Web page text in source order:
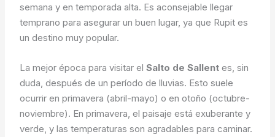
semana y en temporada alta. Es aconsejable llegar
temprano para asegurar un buen lugar, ya que Rupit es
un destino muy popular.
La mejor época para visitar elSalto de Sallent es, sin
duda, después de un período de lluvias. Esto suele
ocurrir en primavera (abril-mayo) o en otoño (octubre-
noviembre). En primavera, el paisaje está exuberante y
verde, y las temperaturas son agradables para caminar.